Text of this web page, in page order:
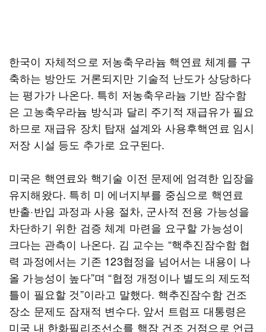
한국이 자체적으로 저농축우라늄 핵연료 체계를 구
축하는 방안도 거론되지만 기술적 난도가 상당하다
는 평가가 나온다. 특히 저농축우라늄 기반 잠수함
은 고농축우라늄 방식과 달리 주기적 재급유가 필요
하므로 재급유 장치 탑재 설계와 사용후핵연료 임시
저장 시설 등도 추가로 요구된다.
미국은 핵연료와 핵기술 이전 문제에 엄격한 입장을
유지해왔다. 특히 미 에너지부를 중심으로 핵연료
반출·반입 과정과 사용 절차, 군사적 전용 가능성을
차단하기 위한 검증 체계 마련을 요구할 가능성이
크다는 관측이 나온다. 김 교수는 “핵추진잠수함 협
력 과정에서는 기존 123협정을 넘어서는 내용이 나
올 가능성이 높다”며 “협정 개정이나 별도의 제도적
틀이 필요할 것”이라고 말했다. 핵추진잠수함 건조
장소 문제도 잠재적 변수다. 앞서 트럼프 대통령은
미국 내 한화필리조선소를 핵잠 건조 거점으로 언급